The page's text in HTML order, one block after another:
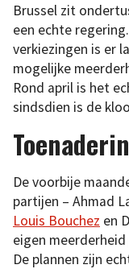
Brussel zit
een echte
verkiezingen is er
mogelijke
Rond april is het
sindsdien is de
De voorbije
partijen – Ahmad
Louis Bouchez en
eigen
De plannen zijn